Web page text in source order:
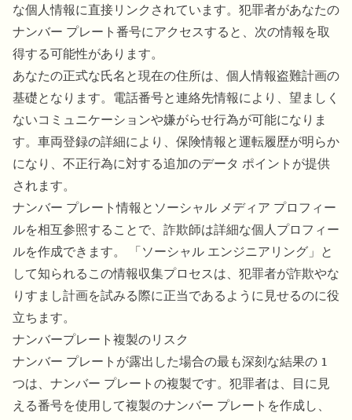
な個人情報に直接リンクされています。犯罪者があなたの
ナンバー プレート番号にアクセスすると、次の情報を取
得する可能性があります。
あなたの正式な氏名と現在の住所は、個人情報盗難計画の
基礎となります。電話番号と連絡先情報により、望ましく
ないコミュニケーションや嫌がらせ行為が可能になりま
す。車両登録の詳細により、保険情報と運転履歴が明らか
になり、不正行為に対する追加のデータ ポイントが提供
されます。
ナンバー プレート情報とソーシャル メディア プロフィー
ルを相互参照することで、詐欺師は詳細な個人プロフィー
ルを作成できます。 「ソーシャル エンジニアリング」と
して知られるこの情報収集プロセスは、犯罪者が詐欺やな
りすまし計画を試みる際に正当であるように見せるのに役
立ちます。
ナンバープレート複製のリスク
ナンバー プレートが露出した場合の最も深刻な結果の 1
つは、ナンバー プレートの複製です。犯罪者は、目に見
える番号を使用して複製のナンバー プレートを作成し、